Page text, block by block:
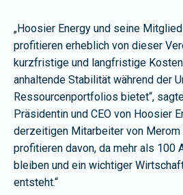
„Hoosier Energy und seine
profitieren erheblich von dieser
kurzfristige und langfristige
anhaltende Stabilität während der
Ressourcenportfolios bietet“,
Präsidentin und CEO von Hoosier
derzeitigen Mitarbeiter von Merom
profitieren davon, da mehr als 100
bleiben und ein wichtiger
entsteht.“